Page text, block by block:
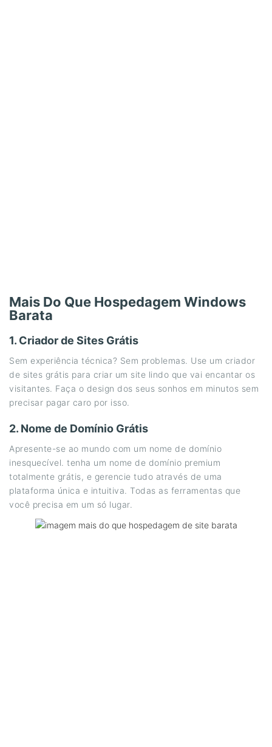
Mais Do Que Hospedagem Windows
Barata
1. Criador de Sites Grátis
Sem experiência técnica? Sem problemas. Use um criador
de sites grátis para criar um site lindo que vai encantar os
visitantes. Faça o design dos seus sonhos em minutos sem
precisar pagar caro por isso.
2. Nome de Domínio Grátis
Apresente-se ao mundo com um nome de domínio
inesquecível. tenha um nome de domínio premium
totalmente grátis, e gerencie tudo através de uma
plataforma única e intuitiva. Todas as ferramentas que
você precisa em um só lugar.